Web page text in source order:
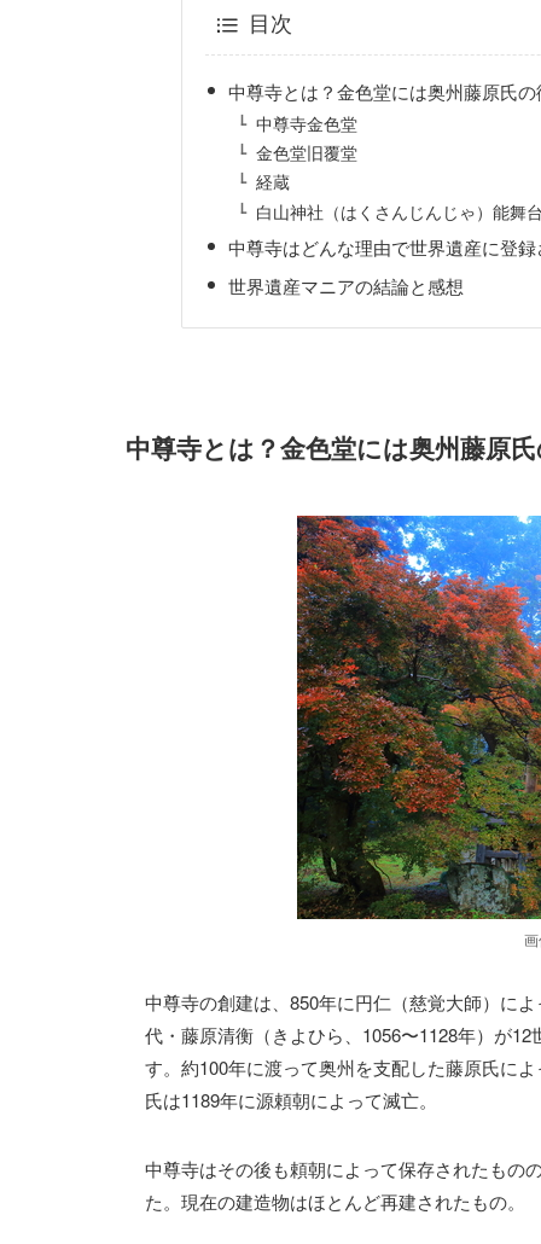
目次
中尊寺とは？金色堂には奥州藤原氏
中尊寺金色堂
金色堂旧覆堂
経蔵
白山神社（はくさんじんじゃ）能舞
中尊寺はどんな理由で世界遺産に登
世界遺産マニアの結論と感想
中尊寺とは？金色堂には奥州藤原
中尊寺の創建は、850年に円仁（慈覚大師）に
代・藤原清衡（きよひら、1056〜1128年）が
す。約100年に渡って奥州を支配した藤原氏に
氏は1189年に源頼朝によって滅亡。
中尊寺はその後も頼朝によって保存されたもの
た。現在の建造物はほとんど再建されたもの。